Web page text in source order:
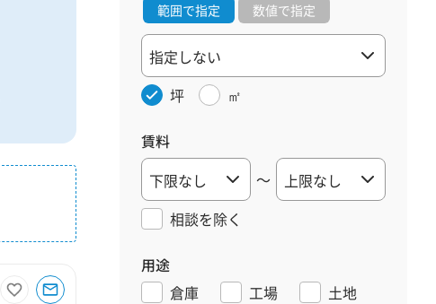
範囲で指定 数値で指定
坪 ㎡
賃料
～
相談を除く
用途
倉庫
工場
土地